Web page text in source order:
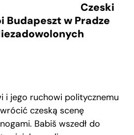
Czeski
Budapeszt w Pradze
i jego ruchowi politycznemu
czeską scenę
Babiš wszedł do